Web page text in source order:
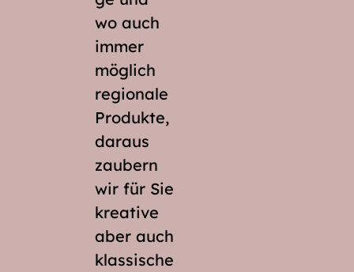
wo auch
immer
möglich
regionale
Produkte,
daraus
zaubern
wir für Sie
kreative
aber auch
klassische